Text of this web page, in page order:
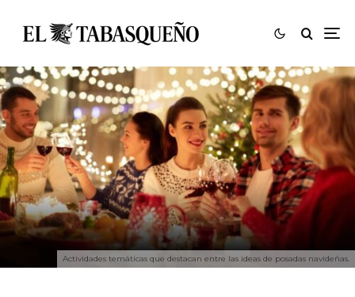
Actividades temáticas que destacan entre las ideas de posadas navideñas.